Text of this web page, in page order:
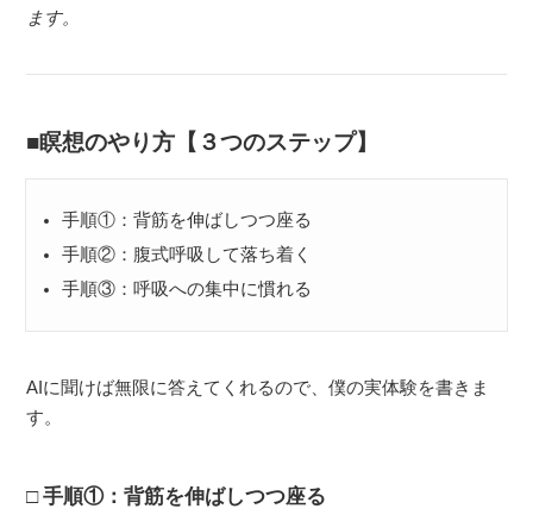
ます。
瞑想のやり方【３つのステップ】
手順①：背筋を伸ばしつつ座る
手順②：腹式呼吸して落ち着く
手順③：呼吸への集中に慣れる
AIに聞けば無限に答えてくれるので、僕の実体験を書きま
す。
手順①：背筋を伸ばしつつ座る